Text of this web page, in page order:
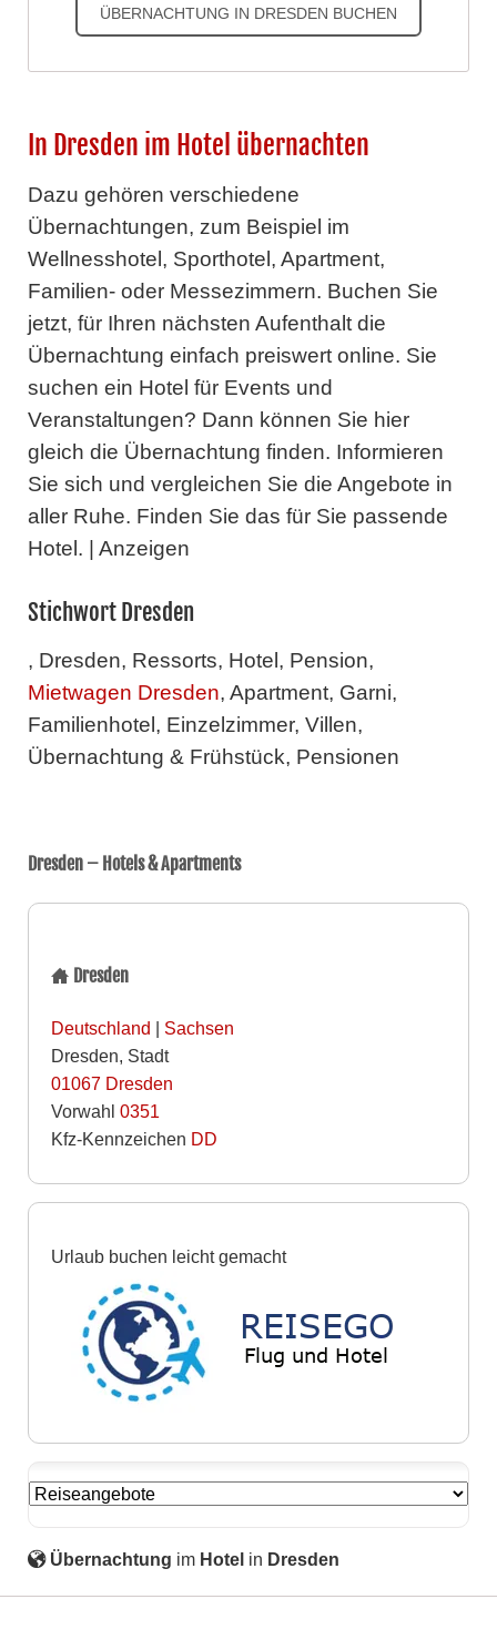
ÜBERNACHTUNG IN DRESDEN BUCHEN
In Dresden im Hotel übernachten
Dazu gehören verschiedene
Übernachtungen, zum Beispiel im
Wellnesshotel, Sporthotel, Apartment,
Familien- oder Messezimmern. Buchen Sie
jetzt, für Ihren nächsten Aufenthalt die
Übernachtung einfach preiswert online. Sie
suchen ein Hotel für Events und
Veranstaltungen? Dann können Sie hier
gleich die Übernachtung finden. Informieren
Sie sich und vergleichen Sie die Angebote in
aller Ruhe. Finden Sie das für Sie passende
Hotel. | Anzeigen
Stichwort Dresden
, Dresden, Ressorts, Hotel, Pension,
Mietwagen Dresden, Apartment, Garni,
Familienhotel, Einzelzimmer, Villen,
Übernachtung & Frühstück, Pensionen
Dresden – Hotels & Apartments
Dresden
Deutschland
Sachsen
Dresden, Stadt
01067 Dresden
Vorwahl 0351
Kfz-Kennzeichen DD
Urlaub buchen leicht gemacht
Übernachtung im Hotel in Dresden